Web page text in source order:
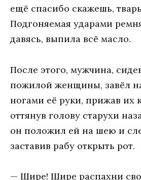
ещё спасибо скажешь,
Подгоняемая ударами
давясь, выпила всё масло.
После этого, мужчина,
пожилой женщины, завёл
ногами её руки, прижав их
оттянув голову старухи
он положил ей на шею и
заставив рабу открыть рот.
— Шире! Шире распахни